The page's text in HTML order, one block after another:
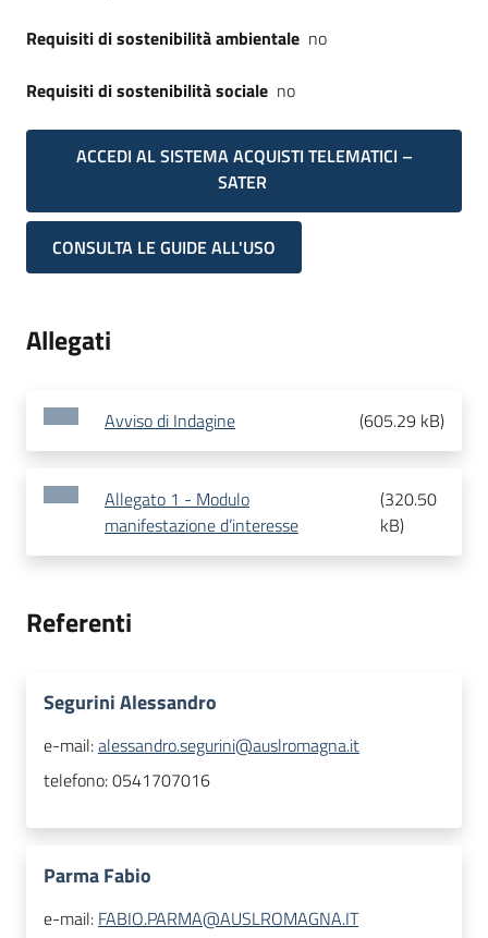
Requisiti di sostenibilità ambientale no
Requisiti di sostenibilità sociale no
ACCEDI AL SISTEMA ACQUISTI TELEMATICI –
SATER
CONSULTA LE GUIDE ALL'USO
Allegati
Avviso di Indagine (605.29 kB)
Allegato 1 - Modulo
manifestazione d’interesse
(320.50
kB)
Referenti
Segurini Alessandro
e-mail:alessandro.segurini@auslromagna.it
telefono:0541707016
Parma Fabio
e-mail: FABIO.PARMA@AUSLROMAGNA.IT